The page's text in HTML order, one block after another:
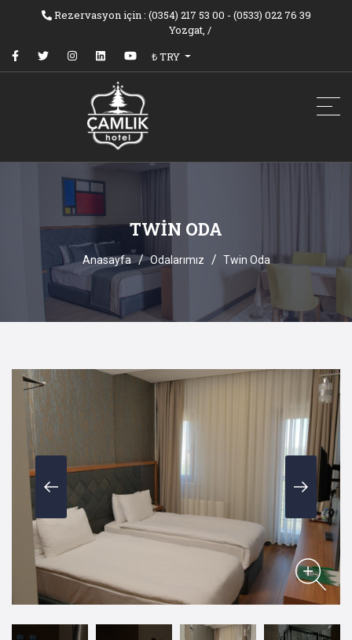
Rezervasyon için : (0354) 217 53 00 - (0533) 022 76 39
Yozgat, /
₺ TRY
TWIN ODA
Anasayfa Odalarımız Twin Oda